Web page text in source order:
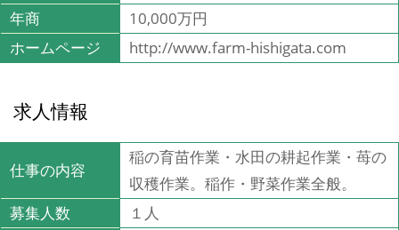
年商
10,000万円
ホームページ
http://www.farm-hishigata.com
求人情報
仕事の内容
稲の育苗作業・水田の耕起作業・苺の
収穫作業。稲作・野菜作業全般。
募集人数
１人